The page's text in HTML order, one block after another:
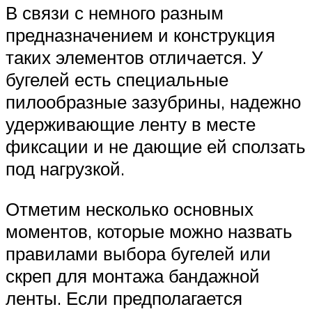
В связи с немного разным
предназначением и конструкция
таких элементов отличается. У
бугелей есть специальные
пилообразные зазубрины, надежно
удерживающие ленту в месте
фиксации и не дающие ей сползать
под нагрузкой.
Отметим несколько основных
моментов, которые можно назвать
правилами выбора бугелей или
скреп для монтажа бандажной
ленты. Если предполагается